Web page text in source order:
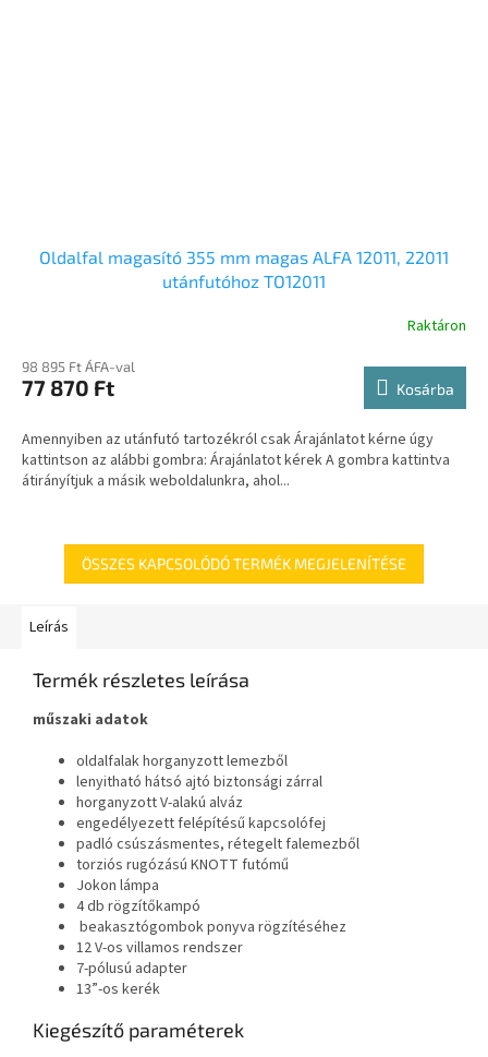
Oldalfal magasító 355 mm magas ALFA 12011, 22011
utánfutóhoz TO12011
Raktáron
98 895 Ft ÁFA-val
77 870 Ft Kosárba
Amennyiben az utánfutó tartozékról csak Árajánlatot kérne úgy
kattintson az alábbi gombra: Árajánlatot kérek A gombra kattintva
átirányítjuk a másik weboldalunkra, ahol...
ÖSSZES KAPCSOLÓDÓ TERMÉK MEGJELENÍTÉSE
Leírás
Termék részletes leírása
műszaki adatok
oldalfalak horganyzott lemezből
lenyitható hátsó ajtó biztonsági zárral
horganyzott V-alakú alváz
engedélyezett felépítésű kapcsolófej
padló csúszásmentes, rétegelt falemezből
torziós rugózású KNOTT futómű
Jokon lámpa
4 db rögzítőkampó
beakasztógombok ponyva rögzítéséhez
12 V-os villamos rendszer
7-pólusú adapter
13”-os kerék
Kiegészítő paraméterek